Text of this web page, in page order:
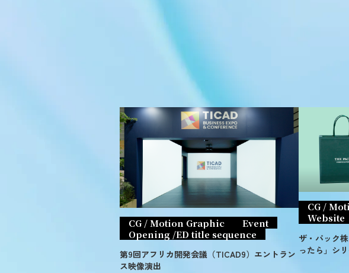
CG / Motion Graphic
Event
Opening /ED title sequence
第9回アフリカ開発会議（TICAD9）エントラン
ス映像演出
CG /
Website
ザ・パック
ったら」シ